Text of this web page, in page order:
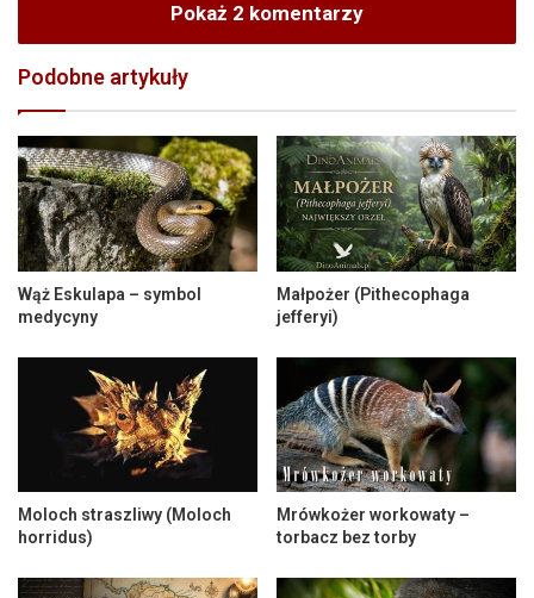
Pokaż 2 komentarzy
Podobne artykuły
Wąż Eskulapa – symbol
medycyny
Małpożer (Pithecophaga
jefferyi)
Moloch straszliwy (Moloch
horridus)
Mrówkożer workowaty –
torbacz bez torby